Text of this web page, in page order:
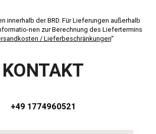
innerhalb der BRD. Für Lieferungen außerhalb
nen zur Berechnung des Liefertermins
/ Lieferbeschränkungen“
KONTAKT
+49 1774960521